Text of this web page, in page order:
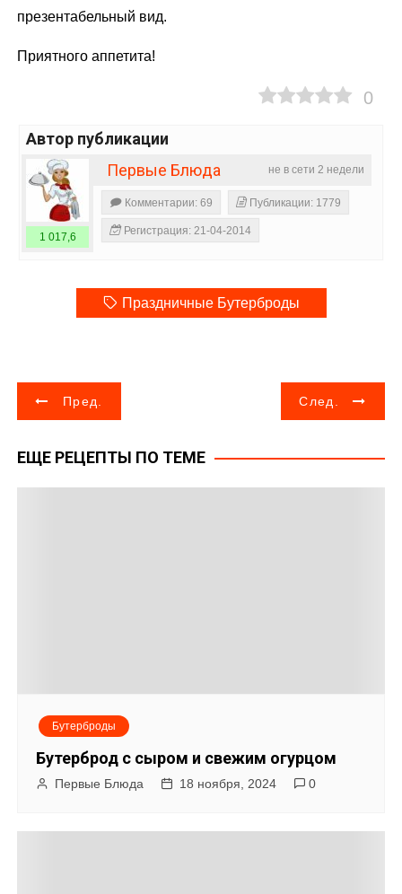
презентабельный вид.
Приятного аппетита!
0
Автор публикации
не в сети 2 недели
Первые Блюда
1 017,6
Комментарии: 69 Публикации: 1779
Регистрация: 21-04-2014
Праздничные Бутерброды
Н
в
з
Пред. След.
ЕЩЕ РЕЦЕПТЫ ПО ТЕМЕ
Бутерброды
Бутерброд с сыром и свежим огурцом
Первые Блюда 18 ноября, 2024 0